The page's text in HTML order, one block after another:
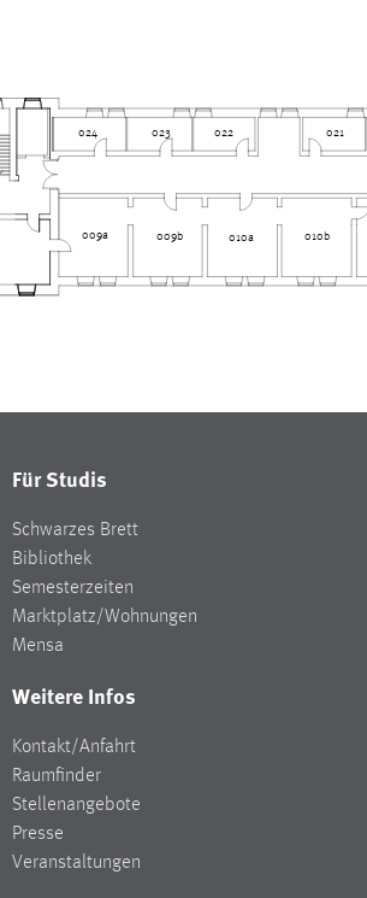
009a 009b 010a 010b
024 023 022 021
Für Studis
Schwarzes Brett
Bibliothek
Semesterzeiten
Marktplatz/Wohnungen
Mensa
Weitere Infos
Kontakt/Anfahrt
Raumfinder
Stellenangebote
Presse
Veranstaltungen